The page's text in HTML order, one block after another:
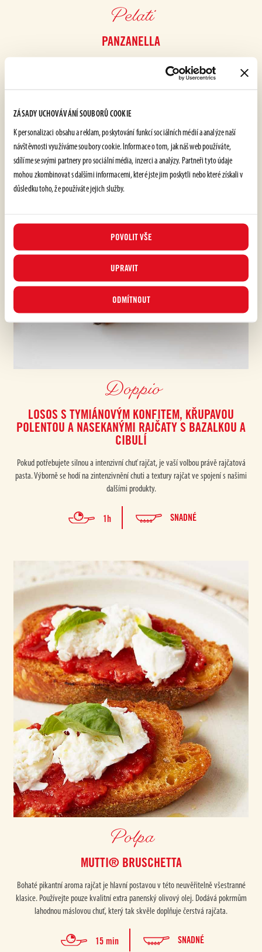
ZÁSADY UCHOVÁVÁNÍ SOUBORŮ COOKIE
K personalizaci obsahu a reklam, poskytování funkcí sociálních médií a analýze naší
návštěvnosti využíváme soubory cookie. Informace o tom, jak náš web používáte,
sdílíme se svými partnery pro sociální média, inzerci a analýzy. Partneři tyto údaje
mohou zkombinovat s dalšími informacemi, které jste jim poskytli nebo které získali v
důsledku toho, že používáte jejich služby.
POVOLIT VŠE
UPRAVIT
ODMÍTNOUT
Pelati
PANZANELLA
SNADNÉ
Doppio
LOSOS S TYMIÁNOVÝM KONFITEM, KŘUPAVOU
POLENTOU A NASEKANÝMI RAJČATY S BAZALKOU A
CIBULÍ
Pokud potřebujete silnou a intenzivní chuť rajčat, je vaší volbou právě rajčatová
pasta. Výborně se hodí na zintenzivnění chuti a textury rajčat ve spojení s našimi
dalšími produkty.
1h SNADNÉ
Polpa
MUTTI® BRUSCHETTA
Bohaté pikantní aroma rajčat je hlavní postavou v této neuvěřitelně všestranné
klasice. Používejte pouze kvalitní extra panenský olivový olej. Dodává pokrmům
lahodnou máslovou chuť, který tak skvěle doplňuje čerstvá rajčata.
15 min SNADNÉ